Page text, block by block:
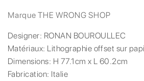
Marque THE WRONG SHOP
Designer: RONAN BOUROULLEC
Matériaux: Lithographie offset sur
Dimensions: H 77.1cm x L 60.2cm
Fabrication: Italie